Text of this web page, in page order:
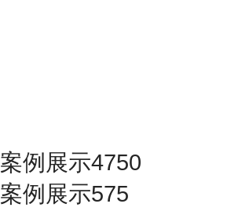
案例展示4750
案例展示575